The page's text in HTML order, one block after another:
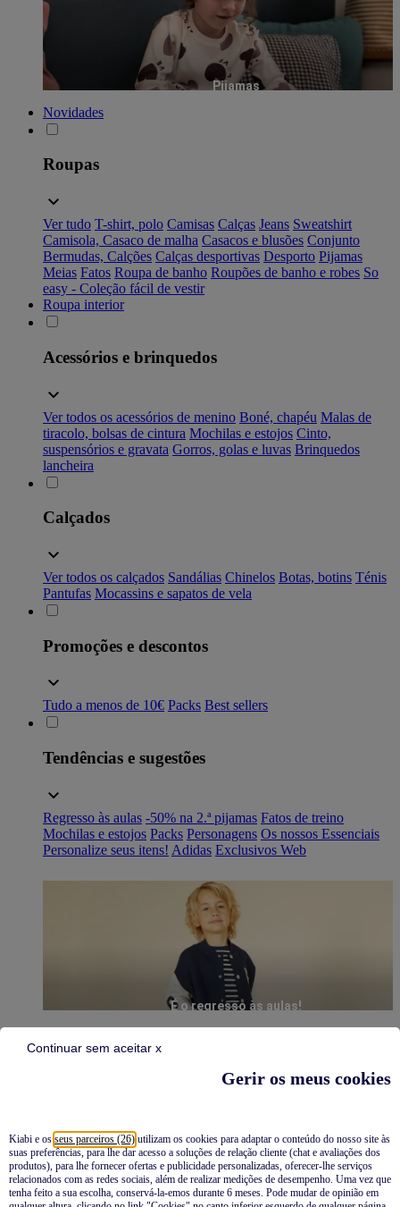
Gerir os meus cookies
Kiabi e os seus parceiros (26) utilizam os cookies para adaptar o conteúdo do nosso site às
suas preferências, para lhe dar acesso a soluções de relação cliente (chat e avaliações dos
produtos), para lhe fornecer ofertas e publicidade personalizadas, oferecer-lhe serviços
relacionados com as redes sociais, além de realizar medições de desempenho. Uma vez que
tenha feito a sua escolha, conservá-la-emos durante 6 meses. Pode mudar de opinião em
Continuar sem aceitar x
Pijamas
Novidades
Roupas
Ver tudo T-shirt, polo Camisas Calças Jeans Sweatshirt
Camisola, Casaco de malha Casacos e blusões Conjunto
Bermudas, Calções Calças desportivas Desporto Pijamas
Meias Fatos Roupa de banho Roupões de banho e robes So
easy - Coleção fácil de vestir
Roupa interior
Acessórios e brinquedos
Ver todos os acessórios de menino Boné, chapéu Malas de
tiracolo, bolsas de cintura Mochilas e estojos Cinto,
suspensórios e gravata Gorros, golas e luvas Brinquedos
lancheira
Calçados
Ver todos os calçados Sandálias Chinelos Botas, botins Ténis
Pantufas Mocassins e sapatos de vela
Promoções e descontos
Tudo a menos de 10€ Packs Best sellers
Tendências e sugestões
Regresso às aulas -50% na 2.ª pijamas Fatos de treino
Mochilas e estojos Packs Personagens Os nossos Essenciais
Personalize seus itens! Adidas Exclusivos Web
É o regresso às aulas!
Pijamas
Novidades